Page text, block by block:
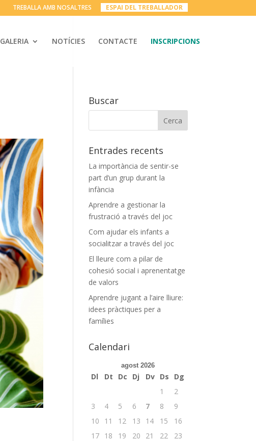
TREBALLA AMB NOSALTRES ESPAI DEL TREBALLADOR__
GALERIA NOTÍCIES CONTACTE INSCRIPCIONS
Buscar
Entrades recents
La importància de sentir-se
part d’un grup durant la
infància
Aprendre a gestionar la
frustració a través del joc
Com ajudar els infants a
socialitzar a través del joc
El lleure com a pilar de
cohesió social i aprenentatge
de valors
Aprendre jugant a l’aire lliure:
idees pràctiques per a
famílies
Calendari
agost 2026
Dl Dt Dc Dj Dv Ds
Dg
1
2
3
4 5 6 7 8
9
10
11 12 13 14 15
16
17 18 19 20 21 22
23